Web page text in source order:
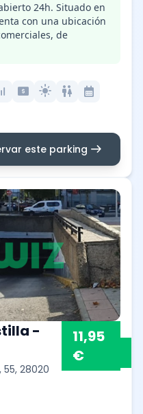
24h. Situado en
con una ubicación
de
local_atm light_mode wc
calendar_month
este parking arrow_right_alt
-
28020
11,95
€